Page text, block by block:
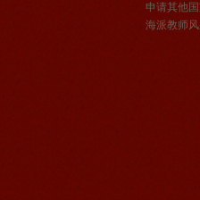
申请其他
海派教师